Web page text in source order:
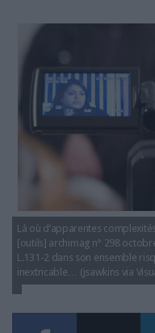
L'ESPACE EMPLOI
L'ANNUAIRE DES ACTEURS
LES LIVRES BLANCS
NOS OFFRES
Là où d’apparentes
[outils] archimag n° 298
L.131-2 dans son ensemble
inextricable… (jsawkins via